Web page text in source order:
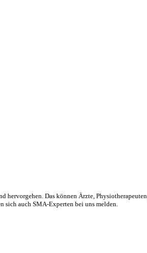
hervorgehen. Das können Ärzte, Physiotherapeuten,
sich auch SMA-Experten bei uns melden.